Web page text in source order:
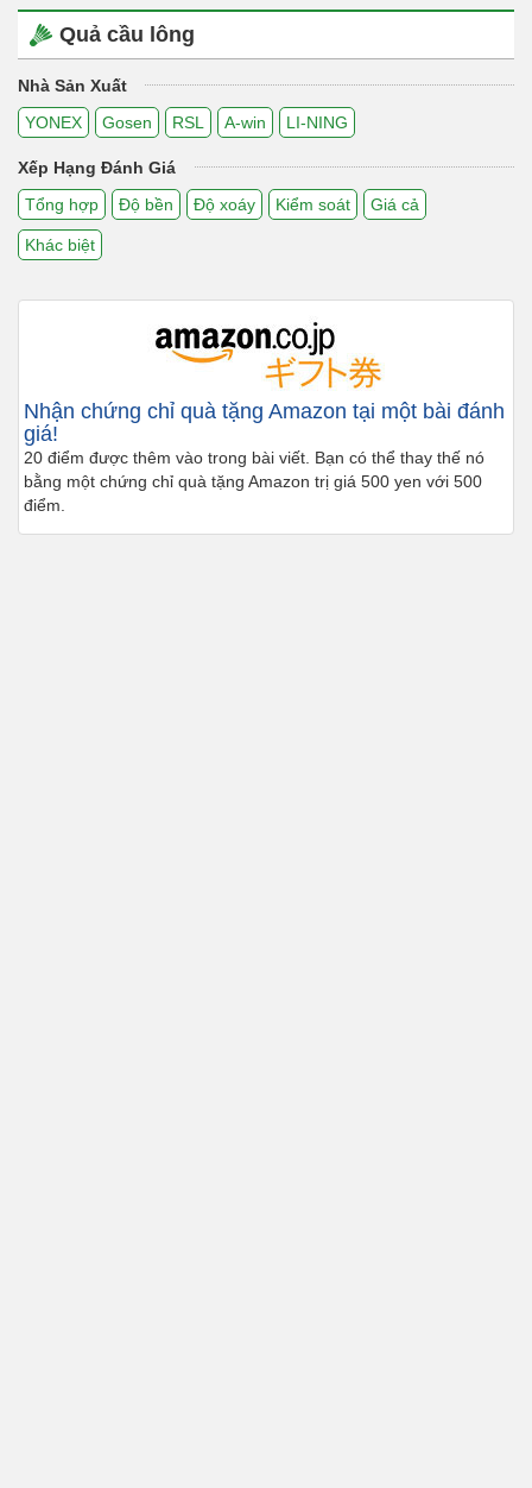
Quả cầu lông
Nhà Sản Xuất
YONEX
Gosen RSL A-win LI-NING
Xếp Hạng Đánh Giá
Tổng hợp
Độ bền Độ xoáy Kiểm soát Giá cả
Khác biệt
Nhận chứng chỉ quà tặng Amazon tại một bài đánh
giá!
20 điểm được thêm vào trong bài viết. Bạn có thể thay thế nó
bằng một chứng chỉ quà tặng Amazon trị giá 500 yen với 500
điểm.